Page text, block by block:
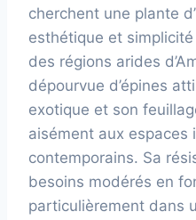
cherchent une plante
esthétique et simplicité
des régions arides
dépourvue d’épines
exotique et son
aisément aux espaces
contemporains. Sa
besoins modérés en
particulièrement dans